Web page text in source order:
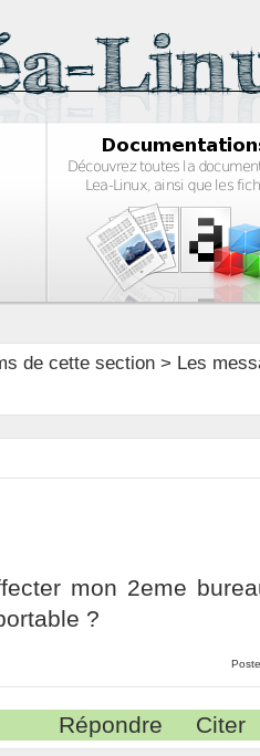
de cette section> Les
mon 2eme
?
Répondre Citer